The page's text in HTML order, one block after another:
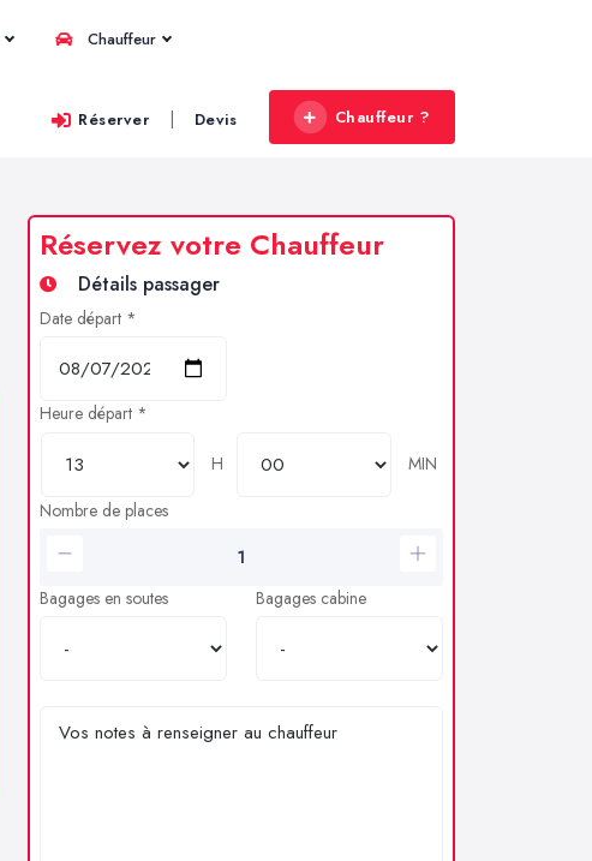
Chauffeur
Réserver | Devis Chauffeur ?
Réservez votre Chauffeur
Détails passager
Date départ *
Heure départ *
H
MIN
Nombre de places
Bagages en soutes Bagages cabine